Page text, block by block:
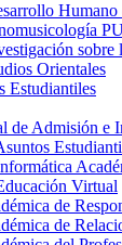
Orientales
Estudiantiles
de Admisión e
Virtual
de
de